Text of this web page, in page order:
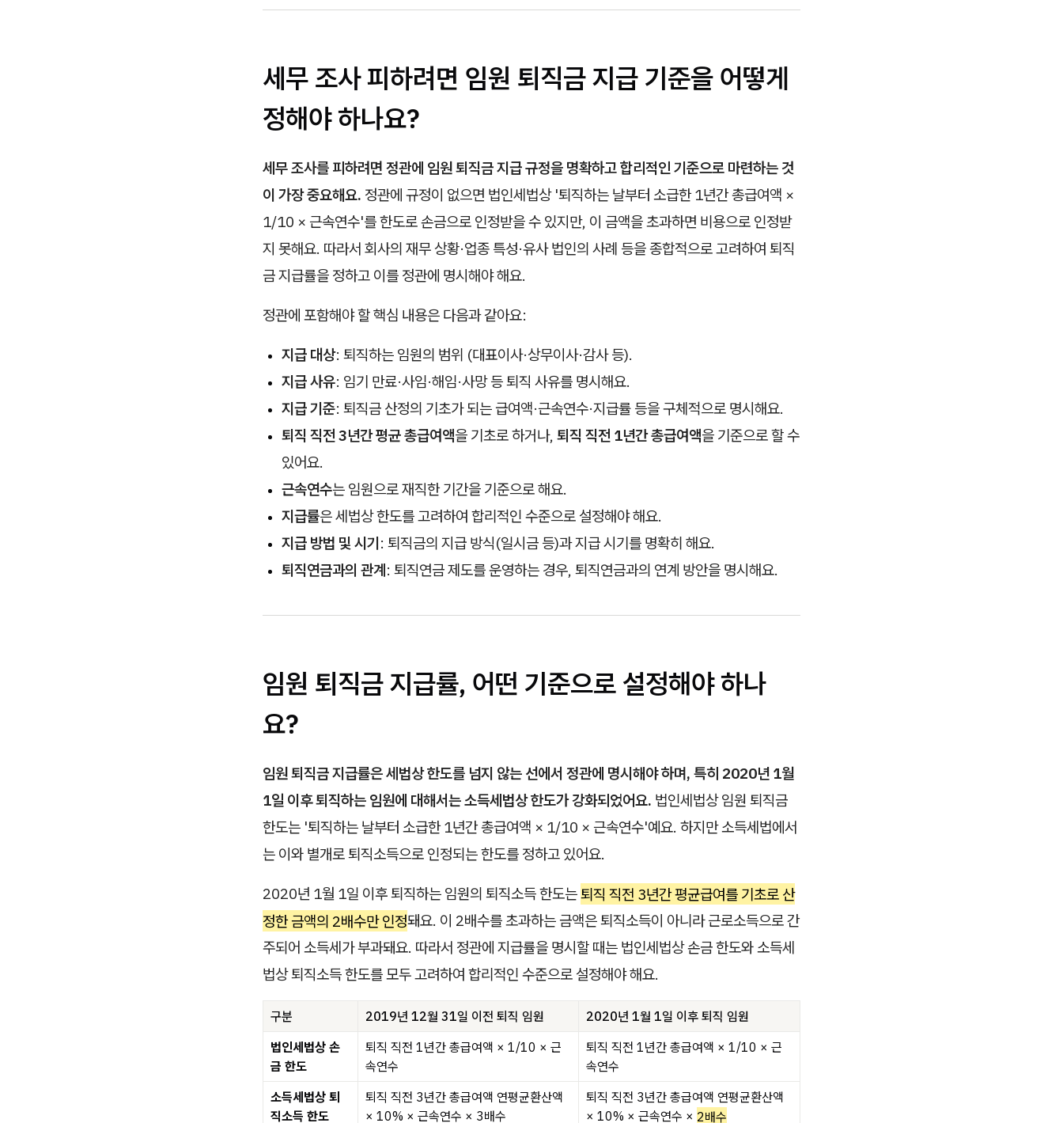
세무 조사 피하려면 임원 퇴직금 지급 기준을 어떻게
정해야 하나요?
세무 조사를 피하려면 정관에 임원 퇴직금 지급 규정을 명확하고 합리적인 기준으로 마련하는 것
이 가장 중요해요. 정관에 규정이 없으면 법인세법상 '퇴직하는 날부터 소급한 1년간 총급여액 ×
1/10 × 근속연수'를 한도로 손금으로 인정받을 수 있지만, 이 금액을 초과하면 비용으로 인정받
지 못해요. 따라서 회사의 재무 상황·업종 특성·유사 법인의 사례 등을 종합적으로 고려하여 퇴직
금 지급률을 정하고 이를 정관에 명시해야 해요.
정관에 포함해야 할 핵심 내용은 다음과 같아요:
지급 대상: 퇴직하는 임원의 범위 (대표이사·상무이사·감사 등).
지급 사유: 임기 만료·사임·해임·사망 등 퇴직 사유를 명시해요.
지급 기준: 퇴직금 산정의 기초가 되는 급여액·근속연수·지급률 등을 구체적으로 명시해요.
퇴직 직전 3년간 평균 총급여액을 기초로 하거나, 퇴직 직전 1년간 총급여액을 기준으로 할 수
있어요.
근속연수는 임원으로 재직한 기간을 기준으로 해요.
지급률은 세법상 한도를 고려하여 합리적인 수준으로 설정해야 해요.
지급 방법 및 시기: 퇴직금의 지급 방식(일시금 등)과 지급 시기를 명확히 해요.
퇴직연금과의 관계: 퇴직연금 제도를 운영하는 경우, 퇴직연금과의 연계 방안을 명시해요.
임원 퇴직금 지급률, 어떤 기준으로 설정해야 하나
요?
임원 퇴직금 지급률은 세법상 한도를 넘지 않는 선에서 정관에 명시해야 하며, 특히 2020년 1월
1일 이후 퇴직하는 임원에 대해서는 소득세법상 한도가 강화되었어요. 법인세법상 임원 퇴직금
한도는 '퇴직하는 날부터 소급한 1년간 총급여액 × 1/10 × 근속연수'예요. 하지만 소득세법에서
는 이와 별개로 퇴직소득으로 인정되는 한도를 정하고 있어요.
2020년 1월 1일 이후 퇴직하는 임원의 퇴직소득 한도는퇴직 직전 3년간 평균급여를 기초로 산
정한 금액의 2배수만 인정돼요. 이 2배수를 초과하는 금액은 퇴직소득이 아니라 근로소득으로 간
주되어 소득세가 부과돼요. 따라서 정관에 지급률을 명시할 때는 법인세법상 손금 한도와 소득세
법상 퇴직소득 한도를 모두 고려하여 합리적인 수준으로 설정해야 해요.
구분 2019년 12월 31일 이전 퇴직 임원
2020년 1월 1일 이후 퇴직 임원
법인세법상 손
금 한도
퇴직 직전 1년간 총급여액 × 1/10 × 근
속연수
퇴직 직전 1년간 총급여액 × 1/10 × 근
속연수
소득세법상 퇴
직소득 한도
퇴직 직전 3년간 총급여액 연평균환산액
× 10% × 근속연수 × 3배수
퇴직 직전 3년간 총급여액 연평균환산액
× 10% × 근속연수 × 2배수